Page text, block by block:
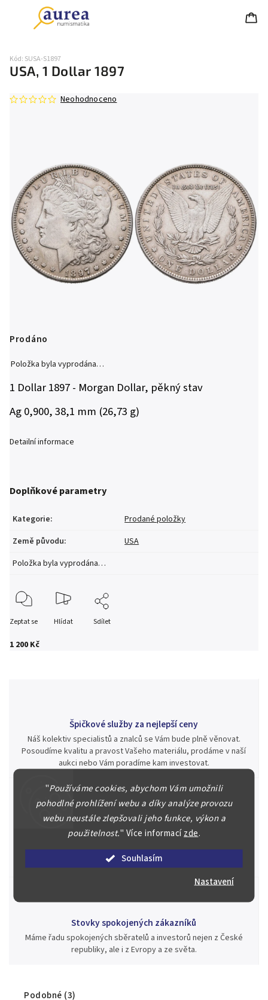
"Používáme cookies, abychom Vám umožnili
pohodlné prohlížení webu a díky analýze provozu
webu neustále zlepšovali jeho funkce, výkon a
použitelnost." Více informacízde.
Souhlasím
Nastavení
USA, 1 Dollar 1897
Kód: SUSA-S1897
Neohodnoceno
1 200 Kč
Prodáno
Položka byla vyprodána…
1 Dollar 1897 - Morgan Dollar, pěkný stav
Ag 0,900, 38,1 mm (26,73 g)
Detailní informace
Doplňkové parametry
Kategorie:
Prodané položky
Země původu:
USA
Položka byla vyprodána…
Zeptat se Hlídat Sdílet
Špičkové služby za nejlepší ceny
Náš kolektiv specialistů a znalců se Vám bude plně věnovat.
Posoudíme kvalitu a pravost Vašeho materiálu, prodáme v naší
aukci nebo Vám poradíme kam investovat.
Jsme zde pro Vás nepřetržitě již od roku 2000
Během té doby jsme v našich aukcích prodali významné sbírky i
jednotlivé kusy unikátních mincí, bankovek, řádů a vyznamenání
za rekordní ceny.
Stovky spokojených zákazníků
Máme řadu spokojených sběratelů a investorů nejen z České
republiky, ale i z Evropy a ze světa.
Podobné (3)